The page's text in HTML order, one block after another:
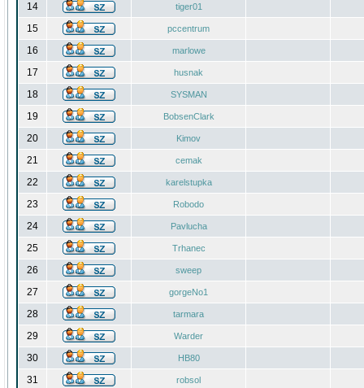
14 tiger01
15 pccentrum
16 marlowe
17 husnak
18 SYSMAN
19 BobsenClark
20 Kimov
21 cemak
22 karelstupka
23 Robodo
24 Pavlucha
25 Trhanec
26 sweep
27 gorgeNo1
28 tarmara
29 Warder
30 HB80
31 robsol